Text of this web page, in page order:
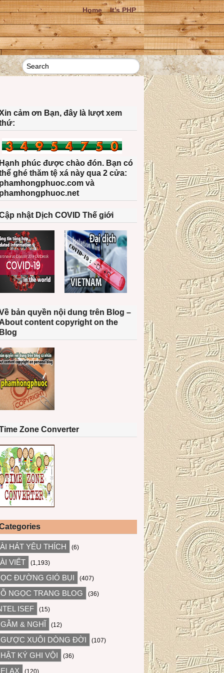
Home It’s PHP
cảm ơn Bạn, đây là lượt xem
phúc được chào đón. Bạn có
ghé thăm tệ xá này qua 2 cửa:
và
nhật Dịch COVID Thế giới
bản quyền nội dung trên Blog –
content copyright on the
Zone Converter
HÁT YÊU THÍCH (6)
VIẾT (1,193)
ĐƯỜNG GIÓ BỤI (407)
NGỌC TRANG BLOG (36)
ISEF (15)
& NGHĨ (12)
XUÔI DÒNG ĐỜI (107)
KÝ GHI VỘI (36)
(120)